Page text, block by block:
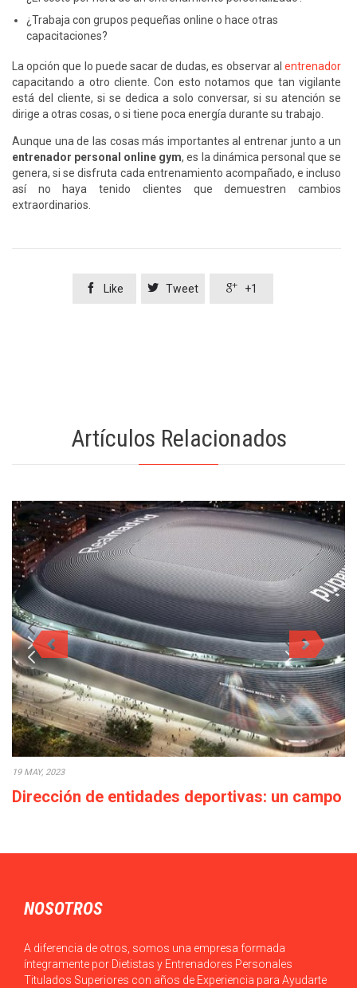
¿Trabaja con grupos pequeñas online o hace otras
capacitaciones?
La opción que lo puede sacar de dudas, es observar al entrenador
capacitando a otro cliente. Con esto notamos que tan vigilante
está del cliente, si se dedica a solo conversar, si su atención se
dirige a otras cosas, o si tiene poca energía durante su trabajo.
Aunque una de las cosas más importantes al entrenar junto a un
entrenador personal online gym, es la dinámica personal que se
genera, si se disfruta cada entrenamiento acompañado, e incluso
así no haya tenido clientes que demuestren cambios
extraordinarios.
 Like  Tweet  +1
Artículos Relacionados
19 MAY, 2023
Dirección de entidades deportivas: un campo
NOSOTROS
A diferencia de otros, somos una empresa formada
íntegramente por Dietistas y Entrenadores Personales
Titulados Superiores con años de Experiencia para Ayudarte